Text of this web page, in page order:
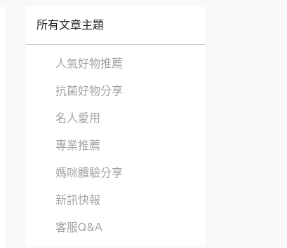
所有文章主題
人氣好物推薦
抗菌好物分享
名人愛用
專業推薦
媽咪體驗分享
新訊快報
客服Q&A